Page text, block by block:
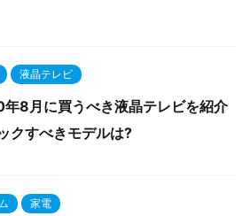
液晶テレビ
8月に買うべき液晶テレビを紹介
クすべきモデルは?
家電